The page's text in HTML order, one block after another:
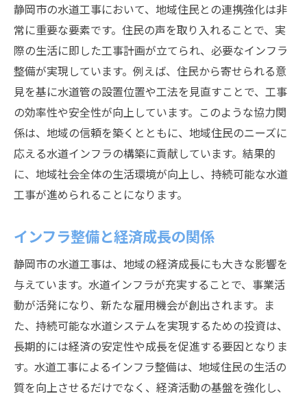
静岡市の水道工事において、地域住民との連携強化は非
常に重要な要素です。住民の声を取り入れることで、実
際の生活に即した工事計画が立てられ、必要なインフラ
整備が実現しています。例えば、住民から寄せられる意
見を基に水道管の設置位置や工法を見直すことで、工事
の効率性や安全性が向上しています。このような協力関
係は、地域の信頼を築くとともに、地域住民のニーズに
応える水道インフラの構築に貢献しています。結果的
に、地域社会全体の生活環境が向上し、持続可能な水道
工事が進められることになります。
インフラ整備と経済成長の関係
静岡市の水道工事は、地域の経済成長にも大きな影響を
与えています。水道インフラが充実することで、事業活
動が活発になり、新たな雇用機会が創出されます。ま
た、持続可能な水道システムを実現するための投資は、
長期的には経済の安定性や成長を促進する要因となりま
す。水道工事によるインフラ整備は、地域住民の生活の
質を向上させるだけでなく、経済活動の基盤を強化し、